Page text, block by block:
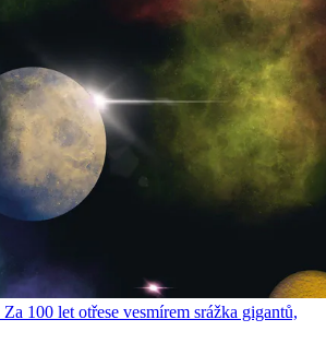
100 let otřese vesmírem srážka gigantů,